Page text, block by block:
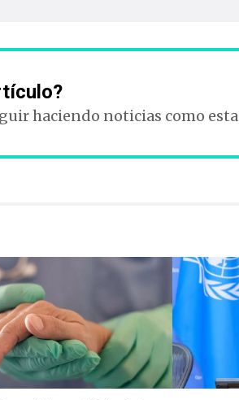
haciendo noticias como esta